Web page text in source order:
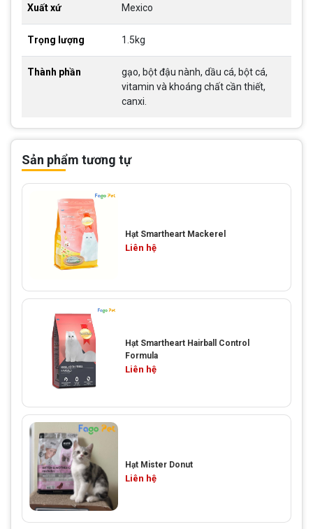
Xuất xứ Mexico
Trọng lượng 1.5kg
Thành phần
gạo, bột đậu nành, dầu cá, bột cá,
vitamin và khoáng chất cần thiết,
canxi.
Sản phẩm tương tự
Hạt Smartheart Mackerel
Liên hệ
Hạt Smartheart Hairball Control
Formula
Liên hệ
Hạt Mister Donut
Liên hệ